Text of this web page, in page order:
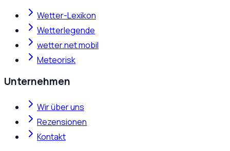
Wetter-Lexikon
Wetterlegende
wetter.net mobil
Meteorisk
Unternehmen
Wir über uns
Rezensionen
Kontakt